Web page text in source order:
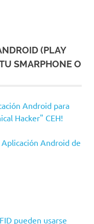
(PLAY
SMARPHONE O
Android para
Hacker" CEH!
Android de
pueden usarse